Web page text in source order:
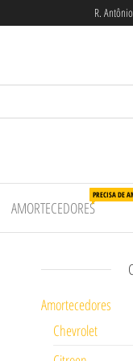
R.
AMORTECEDORES
PRECISA DE
Amortecedores
Chevrolet